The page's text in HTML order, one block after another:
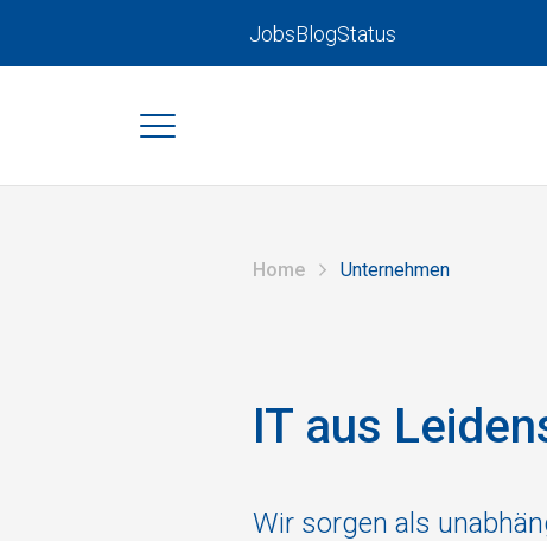
JobsBlogStatus
Home Unternehmen
IT aus
Wir sorgen als